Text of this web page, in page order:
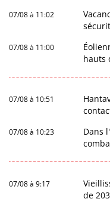
07/08 à 11:02
07/08 à 11:00
hauts
07/08 à 10:51
07/08 à 10:23
Dans
07/08 à 9:17
de